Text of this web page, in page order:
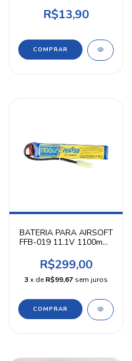
R$13,90
BATERIA PARA AIRSOFT
FFB-019 11.1V 1100mAh
R$299,00
3x deR$99,67 sem juros